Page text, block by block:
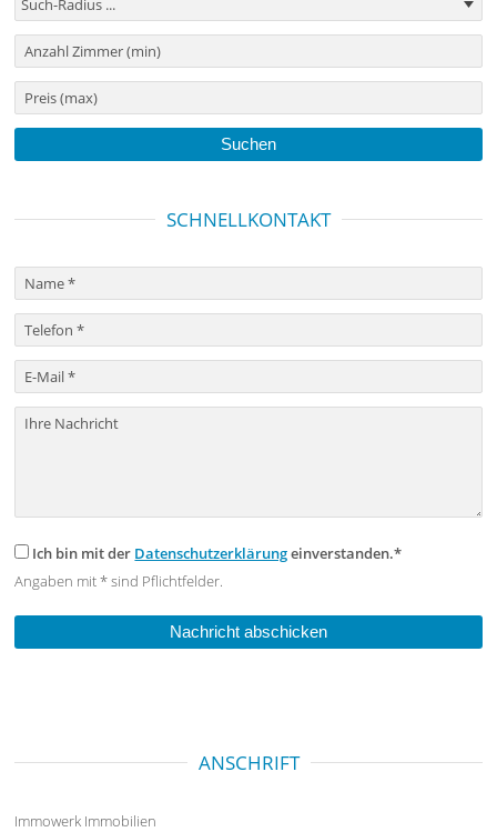
SCHNELLKONTAKT
Ich bin mit der Datenschutzerklärungeinverstanden.*
Angaben mit * sind Pflichtfelder.
ANSCHRIFT
Immowerk Immobilien